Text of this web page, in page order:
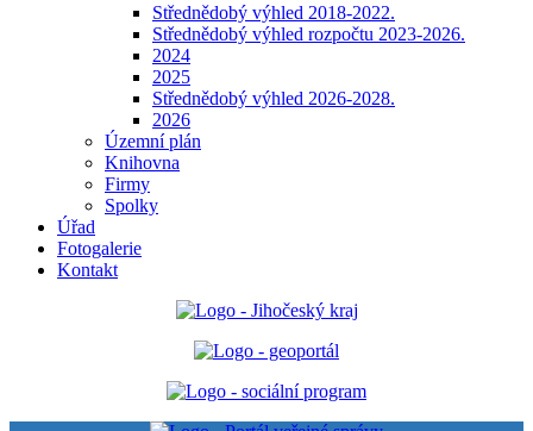
Střednědobý výhled 2018-2022.
Střednědobý výhled rozpočtu 2023-2026.
2024
2025
Střednědobý výhled 2026-2028.
2026
Územní plán
Knihovna
Firmy
Spolky
Úřad
Fotogalerie
Kontakt